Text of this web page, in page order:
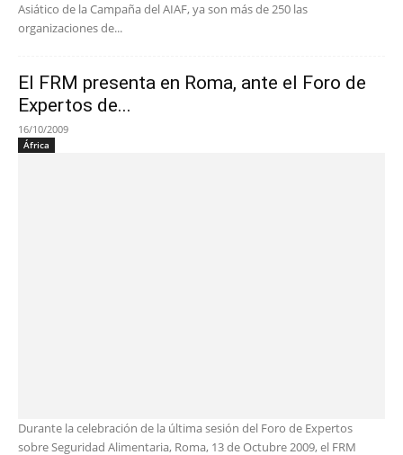
Asiático de la Campaña del AIAF, ya son más de 250 las
organizaciones de...
El FRM presenta en Roma, ante el Foro de
Expertos de...
16/10/2009
África
Durante la celebración de la última sesión del Foro de Expertos
sobre Seguridad Alimentaria, Roma, 13 de Octubre 2009, el FRM